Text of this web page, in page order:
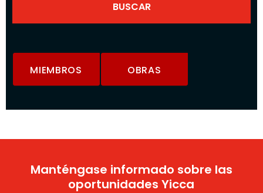
MIEMBROS OBRAS
Manténgase informado sobre las
oportunidades Yicca